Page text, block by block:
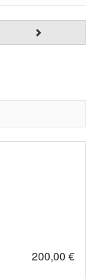
200,00 €